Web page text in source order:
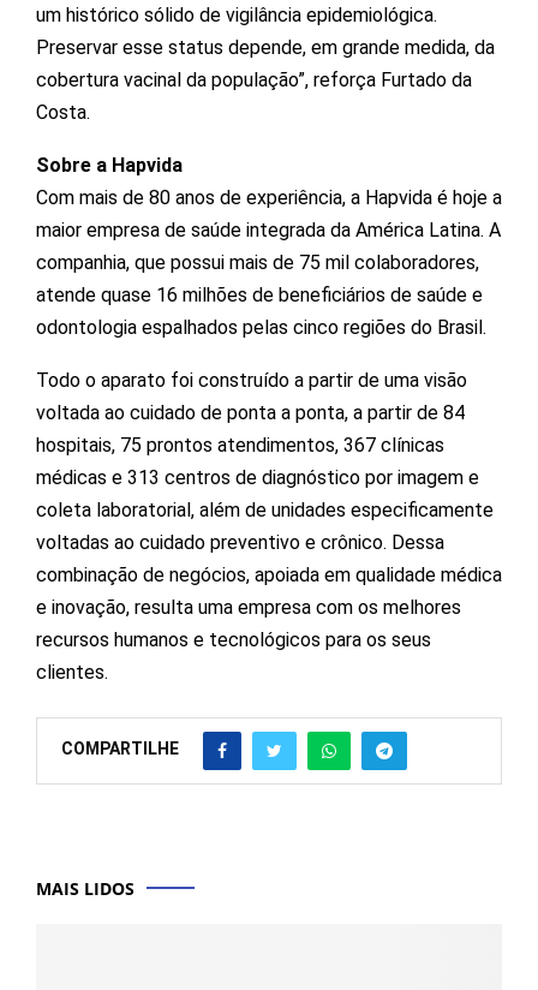
um histórico sólido de vigilância epidemiológica.
Preservar esse status depende, em grande medida, da
cobertura vacinal da população”, reforça Furtado da
Costa.
Sobre a Hapvida
Com mais de 80 anos de experiência, a Hapvida é hoje a
maior empresa de saúde integrada da América Latina. A
companhia, que possui mais de 75 mil colaboradores,
atende quase 16 milhões de beneficiários de saúde e
odontologia espalhados pelas cinco regiões do Brasil.
Todo o aparato foi construído a partir de uma visão
voltada ao cuidado de ponta a ponta, a partir de 84
hospitais, 75 prontos atendimentos, 367 clínicas
médicas e 313 centros de diagnóstico por imagem e
coleta laboratorial, além de unidades especificamente
voltadas ao cuidado preventivo e crônico. Dessa
combinação de negócios, apoiada em qualidade médica
e inovação, resulta uma empresa com os melhores
recursos humanos e tecnológicos para os seus
clientes.
COMPARTILHE
MAIS LIDOS